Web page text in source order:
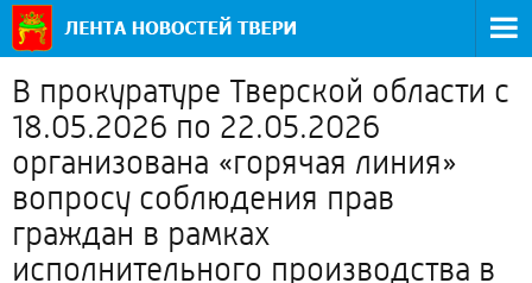
В прокуратуре Тверской области с
18.05.2026 по 22.05.2026
организована «горячая линия»
вопросу соблюдения прав
граждан в рамках
исполнительного производства в